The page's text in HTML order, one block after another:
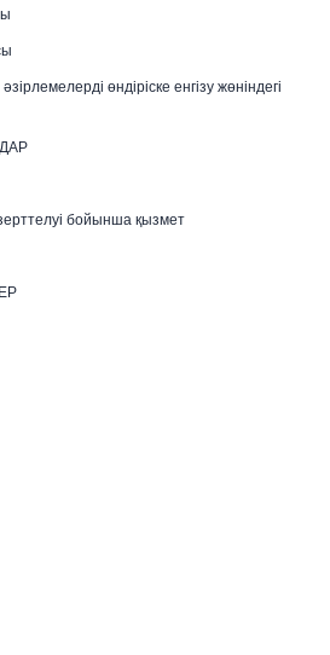
өндіріске енгізу жөніндегі
бойынша қызмет